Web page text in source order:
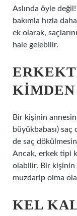
Aslında öyle
bakımla hızla
ek olarak,
hale gelebilir.
Bir kişinin
büyükbabası)
de saç
Ancak, erkek tipi
olabilir. Bir kişinin
muzdarip olma
KEL